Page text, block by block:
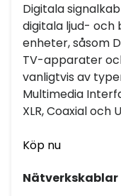
Digitala
digitala ljud- och
enheter, såsom
TV-apparater
vanligtvis av
Multimedia
XLR, Coaxial och
Köp nu
Nätverkskablar